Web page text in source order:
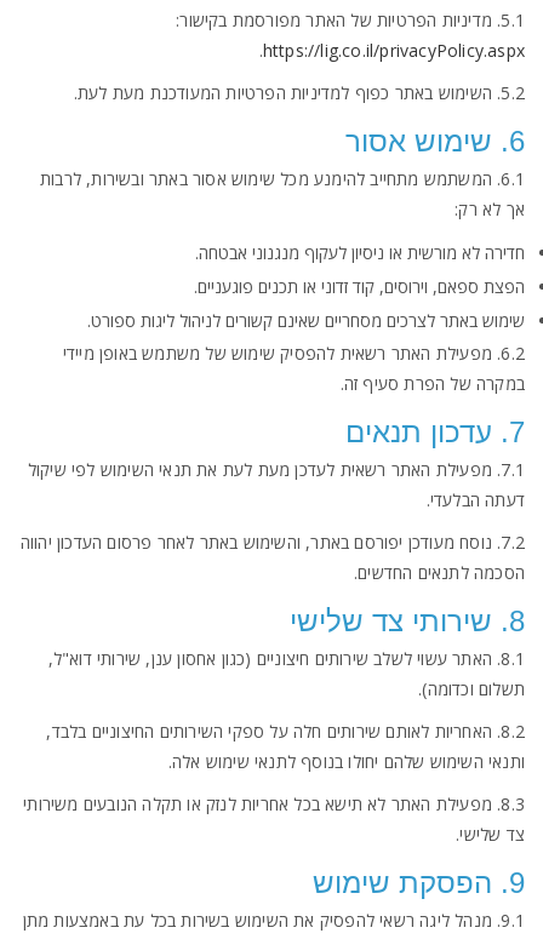
5.1. מדיניות הפרטיות של האתר מפורסמת בקישור:
https://lig.co.il/privacyPolicy.aspx
.
5.2. השימוש באתר כפוף למדיניות הפרטיות המעודכנת מעת לעת.
6. שימוש אסור
6.1. המשתמש מתחייב להימנע מכל שימוש אסור באתר ובשירות, לרבות
אך לא רק:
חדירה לא מורשית או ניסיון לעקוף מנגנוני אבטחה.
הפצת ספאם, וירוסים, קוד זדוני או תכנים פוגעניים.
שימוש באתר לצרכים מסחריים שאינם קשורים לניהול ליגות ספורט.
6.2. מפעילת האתר רשאית להפסיק שימוש של משתמש באופן מיידי
במקרה של הפרת סעיף זה.
7. עדכון תנאים
7.1. מפעילת האתר רשאית לעדכן מעת לעת את תנאי השימוש לפי שיקול
דעתה הבלעדי.
7.2. נוסח מעודכן יפורסם באתר, והשימוש באתר לאחר פרסום העדכון יהווה
הסכמה לתנאים החדשים.
8. שירותי צד שלישי
8.1. האתר עשוי לשלב שירותים חיצוניים (כגון אחסון ענן, שירותי דוא"ל,
תשלום וכדומה).
8.2. האחריות לאותם שירותים חלה על ספקי השירותים החיצוניים בלבד,
ותנאי השימוש שלהם יחולו בנוסף לתנאי שימוש אלה.
8.3. מפעילת האתר לא תישא בכל אחריות לנזק או תקלה הנובעים משירותי
צד שלישי.
9. הפסקת שימוש
9.1. מנהל ליגה רשאי להפסיק את השימוש בשירות בכל עת באמצעות מתן